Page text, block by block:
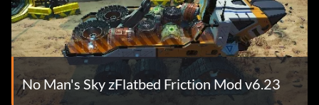
No Man's Sky zFlatbed Friction Mod v6.23